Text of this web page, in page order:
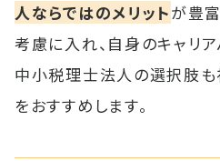
人ならではのメリットが豊
考慮に入れ、自身のキャリ
中小税理士法人の選択肢
をおすすめします。